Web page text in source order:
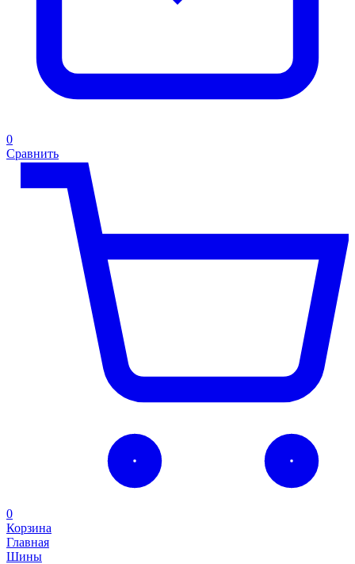
0
Сравнить
0
Корзина
Главная
Шины